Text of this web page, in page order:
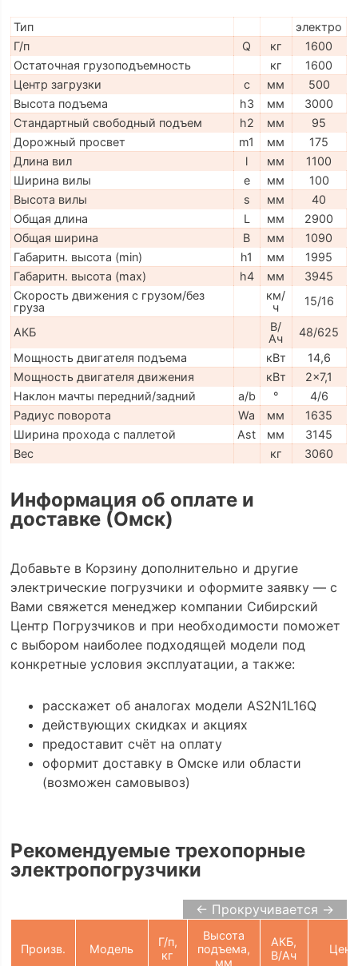
Тип
электро
Г/п
Q кг
1600
Остаточная грузоподъемность
кг
1600
Центр загрузки
c мм
500
Высота подъема
h3 мм
3000
Стандартный свободный подъем
h2 мм
95
Дорожный просвет
m1 мм
175
Длина вил
l мм
1100
Ширина вилы
e мм
100
Высота вилы
s мм
40
Общая длина
L мм
2900
Общая ширина
B мм
1090
Габаритн. высота (min)
h1 мм
1995
Габаритн. высота (max)
h4 мм
3945
Скорость движения с грузом/без
груза
км/
ч
15/16
АКБ
В/
Ач
48/625
Мощность двигателя подъема
кВт
14,6
Мощность двигателя движения
кВт
2x7,1
Наклон мачты передний/задний
a/b °
4/6
Радиус поворота
Wa мм
1635
Ширина прохода с паллетой
Ast мм
3145
Вес
кг 3060
Информация об оплате и
доставке (Омск)
Добавьте в Корзину дополнительно и другие
электрические погрузчики и оформите заявку — с
Вами свяжется менеджер компании Сибирский
Центр Погрузчиков и при необходимости поможет
с выбором наиболее подходящей модели под
конкретные условия эксплуатации, а также:
расскажет об аналогах модели AS2N1L16Q
действующих скидках и акциях
предоставит счёт на оплату
оформит доставку в Омске или области
(возможен самовывоз)
Рекомендуемые трехопорные
электропогрузчики
← Прокручивается →
Произв. Модель
Г/п,
кг
Высота
подъема,
мм
АКБ,
В/Ач
Цена